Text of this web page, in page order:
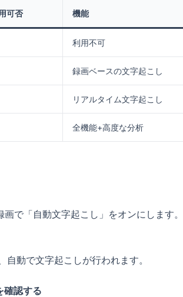
可否 機能
利用不可
録画ベースの文字起こし
リアルタイム文字起こし
全機能+高度な分析
で「自動文字起こし」をオンにします。
動で文字起こしが行われます。
確認する